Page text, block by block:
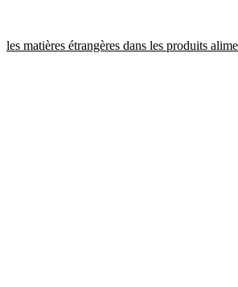
les matières étrangères dans les produits